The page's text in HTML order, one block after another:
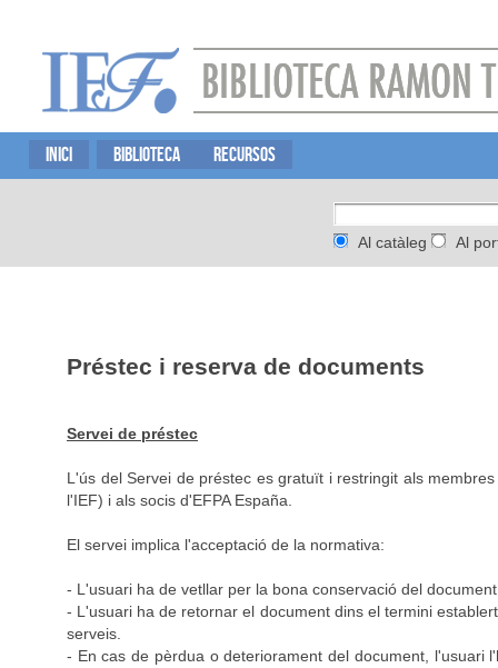
Préstec i reserva de documents
Servei de préstec
L'ús del Servei de préstec es gratuït i restringit als
l'IEF) i als socis d'EFPA España.
El servei implica l'acceptació de la normativa:
- L'usuari ha de vetllar per la bona conservació del
- L'usuari ha de retornar el document dins el termini
serveis.
- En cas de pèrdua o deteriorament del document, l'usuari
INICI BIBLIOTECA RECURSOS
Al catàleg Al